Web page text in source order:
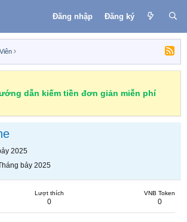
Đăng nhập Đăng ký
dẫn kiếm tiền đơn giản miễn phí
2025
bảy 2025
Lượt thích
0
VNB Token
0